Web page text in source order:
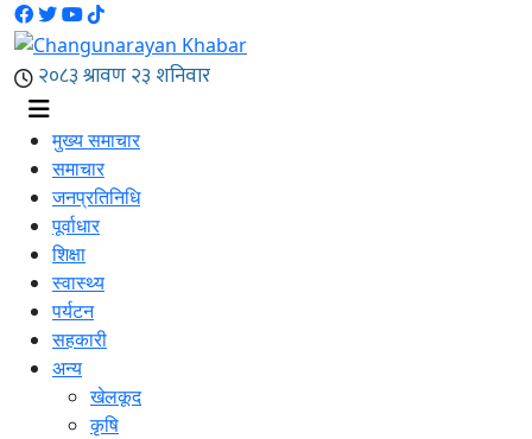
मुख्य समाचार
समाचार
जनप्रतिनिधि
पूर्वाधार
शिक्षा
स्वास्थ्य
पर्यटन
सहकारी
अन्य
खेलकूद
कृषि